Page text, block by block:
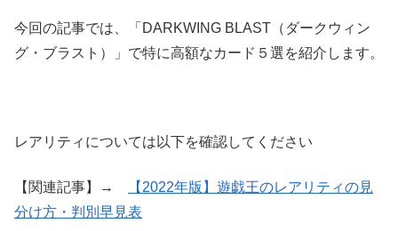
今回の記事では、「DARKWING BLAST（ダークウィン
グ・ブラスト）」で特に高額なカード５選を紹介します。
レアリティについては以下を確認してください
【関連記事】→
【2022年版】遊戯王のレアリティの見
分け方・判別早見表